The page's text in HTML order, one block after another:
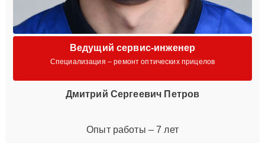
Ведущий сервис-инженер
Специализация – ремонт оптических прицелов
Дмитрий Сергеевич Петров
Опыт работы – 7 лет